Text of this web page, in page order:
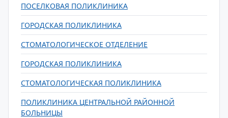
ПОСЕЛКОВАЯ ПОЛИКЛИНИКА
ГОРОДСКАЯ ПОЛИКЛИНИКА
СТОМАТОЛОГИЧЕСКОЕ ОТДЕЛЕНИЕ
ГОРОДСКАЯ ПОЛИКЛИНИКА
СТОМАТОЛОГИЧЕСКАЯ ПОЛИКЛИНИКА
ПОЛИКЛИНИКА ЦЕНТРАЛЬНОЙ РАЙОННОЙ
БОЛЬНИЦЫ